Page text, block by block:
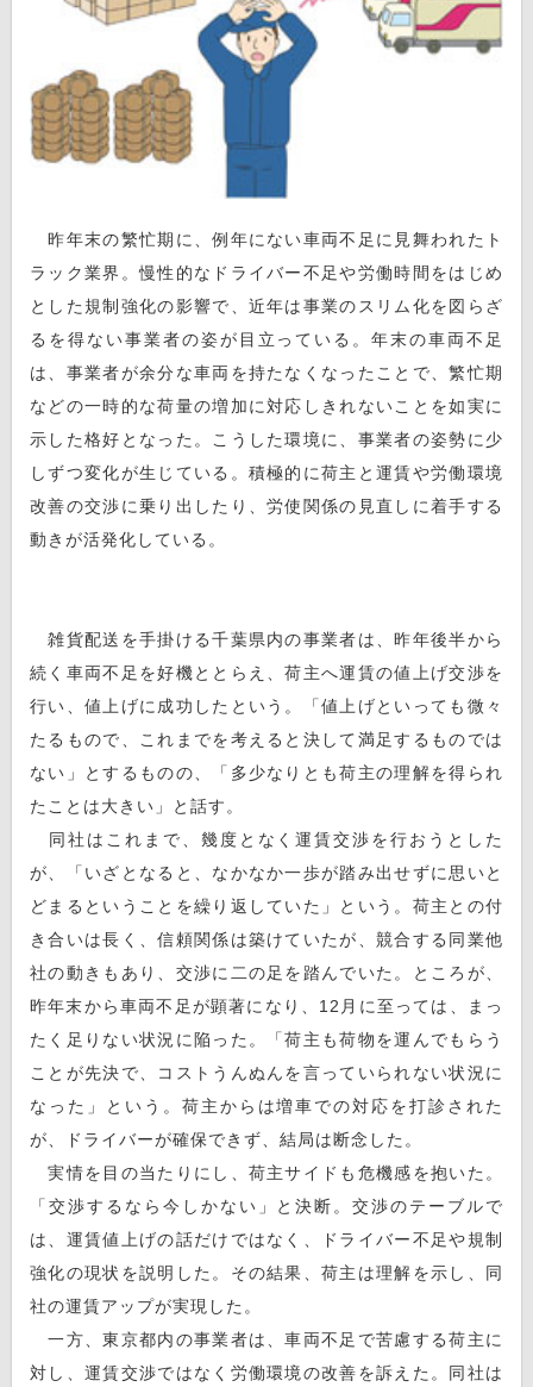
昨年末の繁忙期に、例年にない車両不足に見舞われたト
ラック業界。慢性的なドライバー不足や労働時間をはじめ
とした規制強化の影響で、近年は事業のスリム化を図らざ
るを得ない事業者の姿が目立っている。年末の車両不足
は、事業者が余分な車両を持たなくなったことで、繁忙期
などの一時的な荷量の増加に対応しきれないことを如実に
示した格好となった。こうした環境に、事業者の姿勢に少
しずつ変化が生じている。積極的に荷主と運賃や労働環境
改善の交渉に乗り出したり、労使関係の見直しに着手する
動きが活発化している。
雑貨配送を手掛ける千葉県内の事業者は、昨年後半から
続く車両不足を好機ととらえ、荷主へ運賃の値上げ交渉を
行い、値上げに成功したという。「値上げといっても微々
たるもので、これまでを考えると決して満足するものでは
ない」とするものの、「多少なりとも荷主の理解を得られ
たことは大きい」と話す。
同社はこれまで、幾度となく運賃交渉を行おうとした
が、「いざとなると、なかなか一歩が踏み出せずに思いと
どまるということを繰り返していた」という。荷主との付
き合いは長く、信頼関係は築けていたが、競合する同業他
社の動きもあり、交渉に二の足を踏んでいた。ところが、
昨年末から車両不足が顕著になり、12月に至っては、まっ
たく足りない状況に陥った。「荷主も荷物を運んでもらう
ことが先決で、コストうんぬんを言っていられない状況に
なった」という。荷主からは増車での対応を打診された
が、ドライバーが確保できず、結局は断念した。
実情を目の当たりにし、荷主サイドも危機感を抱いた。
「交渉するなら今しかない」と決断。交渉のテーブルで
は、運賃値上げの話だけではなく、ドライバー不足や規制
強化の現状を説明した。その結果、荷主は理解を示し、同
社の運賃アップが実現した。
一方、東京都内の事業者は、車両不足で苦慮する荷主に
対し、運賃交渉ではなく労働環境の改善を訴えた。同社は